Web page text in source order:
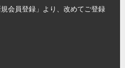
会員登録」より、改めてご登録